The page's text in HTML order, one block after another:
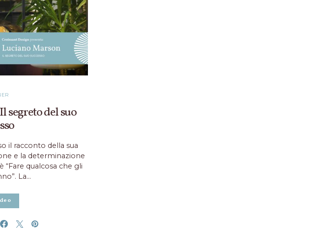
segreto del suo
il racconto della sua
e la determinazione
qualcosa che gli
La…